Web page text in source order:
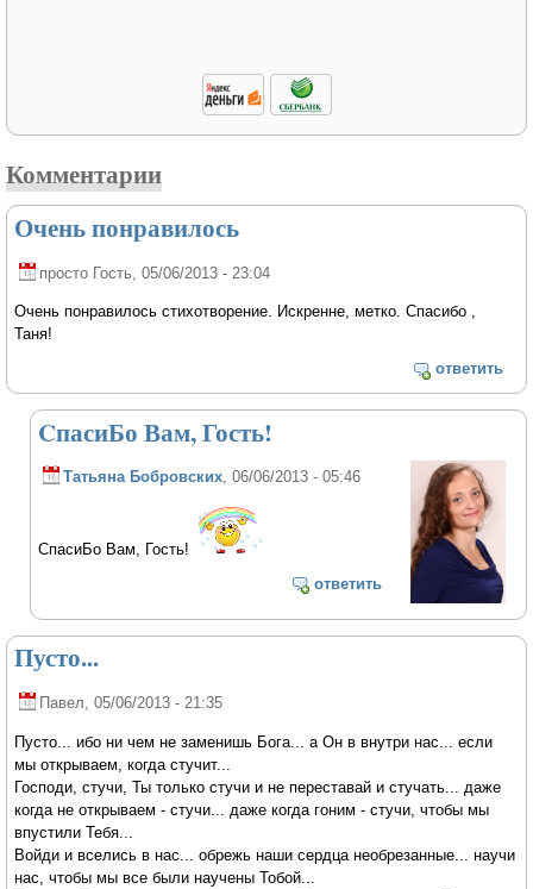
Комментарии
Очень понравилось
просто Гость , 05/06/2013 - 23:04
Очень понравилось стихотворение. Искренне, метко. Спасибо ,
Таня!
ответить
CпасиБо Вам, Гость!
Татьяна Бобровских, 06/06/2013 - 05:46
CпасиБо Вам, Гость!
ответить
Пусто...
Павел, 05/06/2013 - 21:35
Пусто... ибо ни чем не заменишь Бога... а Он в внутри нас... если
мы открываем, когда стучит...
Господи, стучи, Ты только стучи и не переставай и стучать... даже
когда не открываем - стучи... даже когда гоним - стучи, чтобы мы
впустили Тебя...
Войди и вселись в нас... обрежь наши сердца необрезанные... научи
нас, чтобы мы все были научены Тобой...